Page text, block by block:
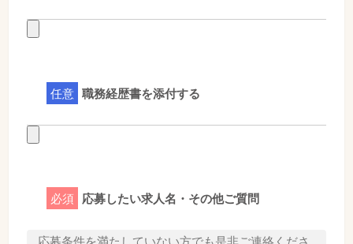
任意 職務経歴書を添付する
必須 応募したい求人名・その他ご質問